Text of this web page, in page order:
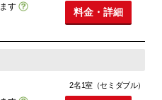
す
料金・詳細
2名1室（セミダブル）